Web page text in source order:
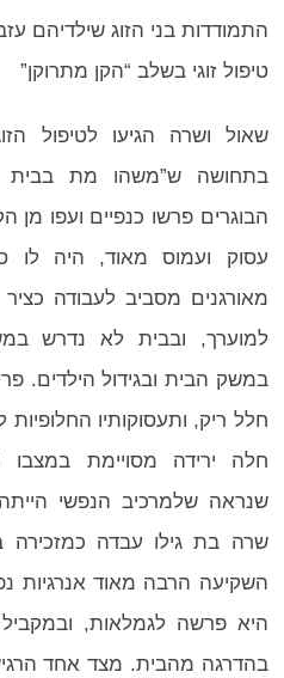
התמודדות בני הזוג שילדיהם
טיפול זוגי בשלב “הקן מתרוקן”
שאול ושרה הגיעו לטיפול
בתחושה ש”משהו מת בבית
הבוגרים פרשו כנפיים ועפו מן
עסוק ועמוס מאוד, היה לו
מאורגנים מסביב לעבודה
למוערך, ובבית לא נדרש
במשק הבית ובגידול הילדים.
חלל ריק, ותעסוקותיו
חלה ירידה מסויימת במצבו
שנראה שלמרכיב הנפשי
שרה בת גילו עבדה כמזכירה
השקיעה הרבה מאוד אנרגיות
היא פרשה לגמלאות,
בהדרגה מהבית. מצד אחד